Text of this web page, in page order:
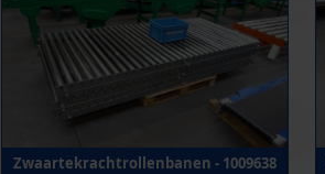
Zwaartekrachtrollenbanen - 1009638